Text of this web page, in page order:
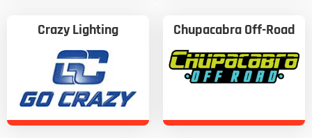
Crazy Lighting Chupacabra Off-Road